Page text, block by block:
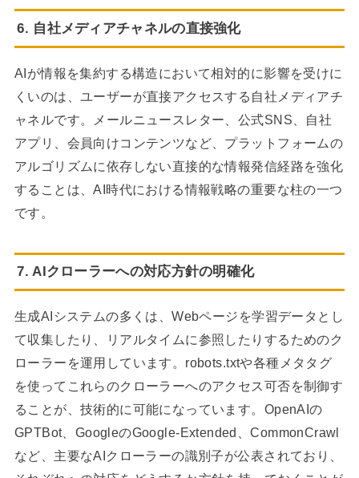
6. 自社メディアチャネルの直接強化
AIが情報を集約する構造において相対的に影響を受けに
くいのは、ユーザーが直接アクセスする自社メディアチ
ャネルです。メールニュースレター、公式SNS、自社
アプリ、会員向けコンテンツなど、プラットフォームの
アルゴリズムに依存しない直接的な情報発信経路を強化
することは、AI時代における情報戦略の重要な柱の一つ
です。
7. AIクローラーへの対応方針の明確化
生成AIシステムの多くは、Webページを学習データとし
て収集したり、リアルタイムに参照したりするためのク
ローラーを運用しています。robots.txtや各種メタタグ
を使ってこれらのクローラーへのアクセス可否を制御す
ることが、技術的に可能になっています。OpenAIの
GPTBot、GoogleのGoogle-Extended、CommonCrawl
など、主要なAIクローラーの識別子が公表されており、